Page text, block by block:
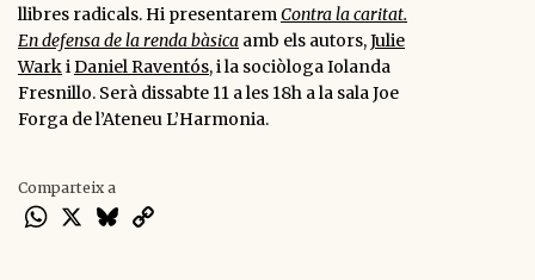
llibres radicals. Hi presentarem Contra la caritat.
En defensa de la renda bàsica amb els autors,Julie
Warki Daniel Raventós, i la sociòloga Iolanda
Fresnillo. Serà dissabte 11 a les 18h a la sala Joe
Forga de l’Ateneu L’Harmonia.
Comparteix a
WhatsApp
X Bluesky